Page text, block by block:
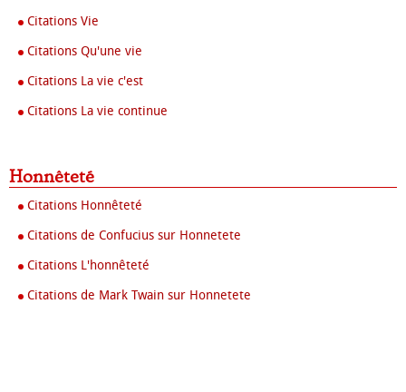
Citations Vie
Citations Qu'une vie
Citations La vie c'est
Citations La vie continue
Honnêteté
Citations Honnêteté
Citations de Confucius sur Honnetete
Citations L'honnêteté
Citations de Mark Twain sur Honnetete